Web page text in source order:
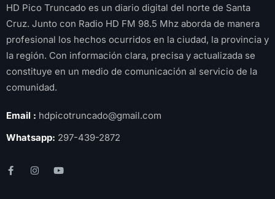
HD Pico Truncado es un diario digital del norte de Santa
Cruz. Junto con Radio HD FM 98.5 Mhz aborda de manera
profesional los hechos ocurridos en la ciudad, la provincia y
la región. Con información clara, precisa y actualizada se
constituye en un medio de comunicación al servicio de la
comunidad.
Email : hdpicotruncado@gmail.com
Whatsapp: 297-439-2872